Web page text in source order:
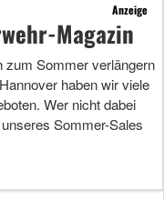
Anzeige
Magazin
zum Sommer verlängern
haben wir viele
Wer nicht dabei
Sommer-Sales